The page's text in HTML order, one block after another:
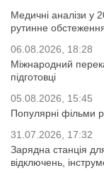
Медичні аналізи у
рутинне
06.08.2026, 18:28
Міжнародний
підготовці
05.08.2026, 15:45
Популярні фільми
31.07.2026, 17:32
Зарядна станція
відключень,